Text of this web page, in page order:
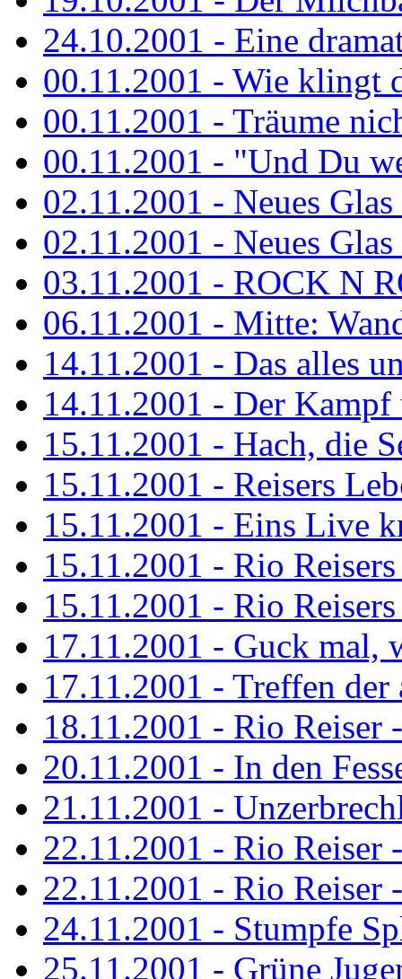
24.10.2001 - Eine
00.11.2001 - Wie klingt
00.11.2001 - Träume
00.11.2001 - "Und Du
02.11.2001 - Neues Glas
02.11.2001 - Neues Glas
03.11.2001 - ROCK N
06.11.2001 - Mitte:
14.11.2001 - Das alles
14.11.2001 - Der Kampf
15.11.2001 - Hach, die
15.11.2001 - Reisers
15.11.2001 - Eins Live
15.11.2001 - Rio
15.11.2001 - Rio
17.11.2001 - Guck mal,
17.11.2001 - Treffen
18.11.2001 - Rio Reiser
20.11.2001 - In den
21.11.2001 -
22.11.2001 - Rio Reiser
22.11.2001 - Rio Reiser
24.11.2001 - Stumpfe
25.11.2001 - Grüne